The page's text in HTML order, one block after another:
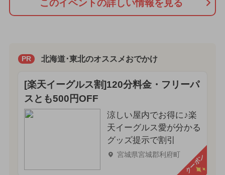
このイベントの詳しい情報を見る
PR 北海道･東北のオススメおでかけ
[楽天イーグルス割]120分料金・フリーパ
スとも500円OFF
涼しい屋内でお得に♪楽
天イーグルス愛が分かる
グッズ提示で割引
宮城県宮城郡利府町 クーポン